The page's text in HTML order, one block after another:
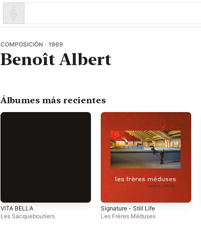
COMPOSICIÓN · 1969
Benoît Albert
Álbumes más recientes
VITA BELLA
Les Sacqueboutiers
Signature - Still Life
Les Frères Méduses